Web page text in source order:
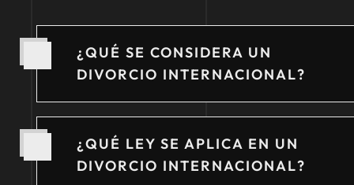
¿QUÉ SE CONSIDERA UN
DIVORCIO INTERNACIONAL?
¿QUÉ LEY SE APLICA EN UN
DIVORCIO INTERNACIONAL?